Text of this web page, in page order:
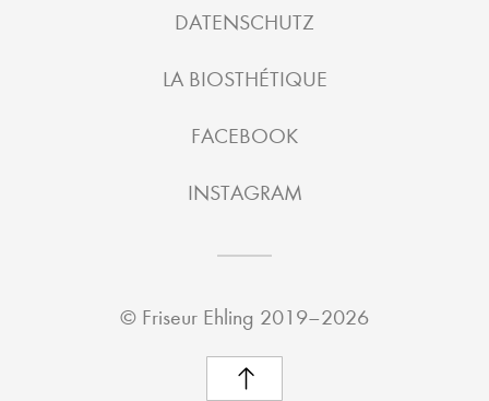
DATENSCHUTZ
LA BIOSTHÉTIQUE
FACEBOOK
INSTAGRAM
© Friseur Ehling 2019–2026